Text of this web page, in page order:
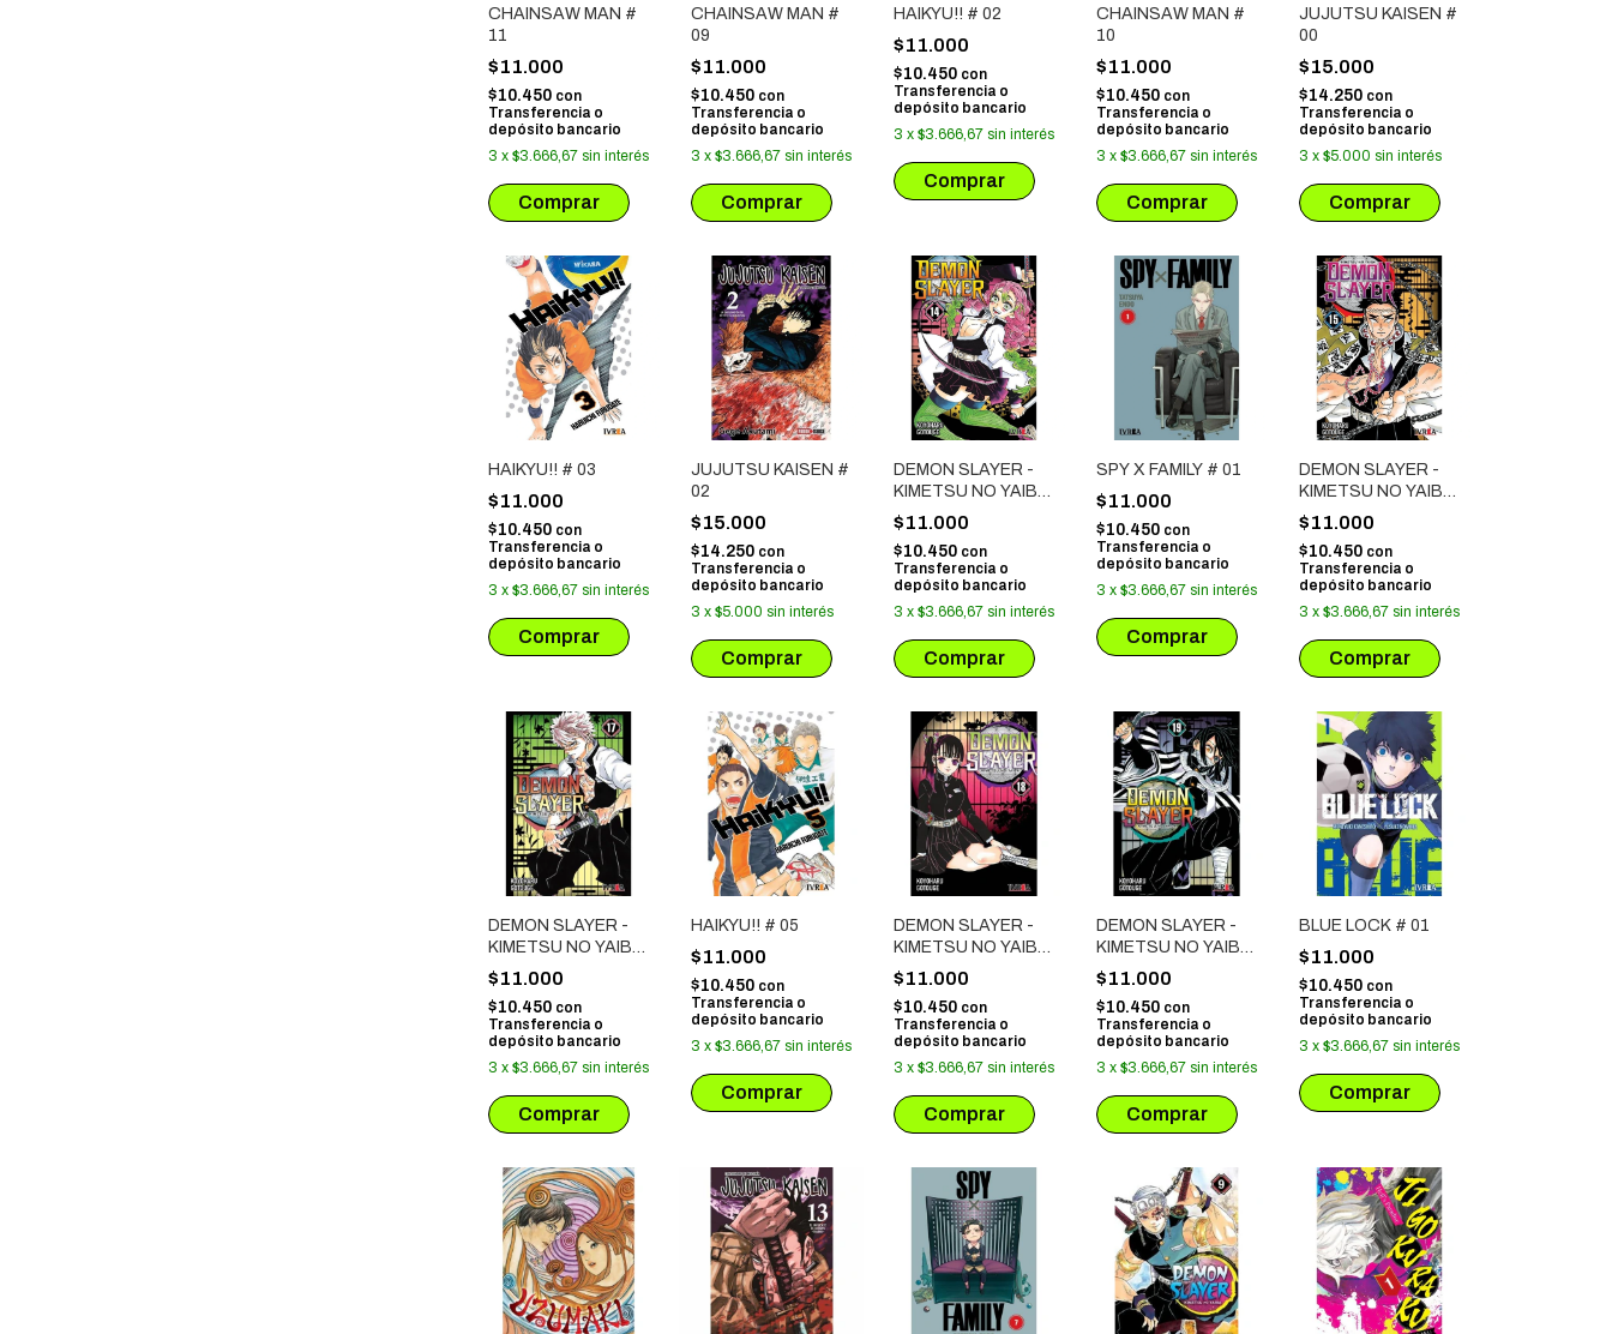
CHAINSAW MAN #
11
$11.000
$10.450 con
Transferencia o
depósito bancario
3 x $3.666,67 sin interés
CHAINSAW MAN #
09
$11.000
$10.450 con
Transferencia o
depósito bancario
3 x $3.666,67 sin interés
HAIKYU!! # 02
$11.000
$10.450 con
Transferencia o
depósito bancario
3 x $3.666,67 sin interés
CHAINSAW MAN #
10
$11.000
$10.450 con
Transferencia o
depósito bancario
3 x $3.666,67 sin interés
JUJUTSU KAISEN #
00
$15.000
$14.250 con
Transferencia o
depósito bancario
3 x $5.000 sin interés
HAIKYU!! # 03
$11.000
$10.450 con
Transferencia o
depósito bancario
3 x $3.666,67 sin interés
JUJUTSU KAISEN #
02
$15.000
$14.250 con
Transferencia o
depósito bancario
3 x $5.000 sin interés
DEMON SLAYER -
KIMETSU NO YAIBA
# 14
$11.000
$10.450 con
Transferencia o
depósito bancario
3 x $3.666,67 sin interés
SPY X FAMILY # 01
$11.000
$10.450 con
Transferencia o
depósito bancario
3 x $3.666,67 sin interés
DEMON SLAYER -
KIMETSU NO YAIBA
# 15
$11.000
$10.450 con
Transferencia o
depósito bancario
3 x $3.666,67 sin interés
DEMON SLAYER -
KIMETSU NO YAIBA
# 17
$11.000
$10.450 con
Transferencia o
depósito bancario
3 x $3.666,67 sin interés
HAIKYU!! # 05
$11.000
$10.450 con
Transferencia o
depósito bancario
3 x $3.666,67 sin interés
DEMON SLAYER -
KIMETSU NO YAIBA
# 18
$11.000
$10.450 con
Transferencia o
depósito bancario
3 x $3.666,67 sin interés
DEMON SLAYER -
KIMETSU NO YAIBA
# 19
$11.000
$10.450 con
Transferencia o
depósito bancario
3 x $3.666,67 sin interés
BLUE LOCK # 01
$11.000
$10.450 con
Transferencia o
depósito bancario
3 x $3.666,67 sin interés